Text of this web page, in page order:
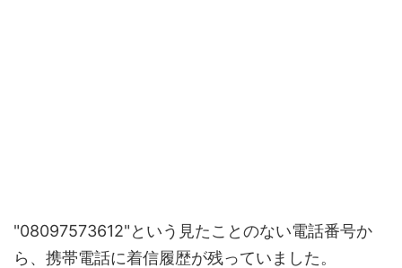
"08097573612"という見たことのない電話番号か
ら、携帯電話に着信履歴が残っていました。